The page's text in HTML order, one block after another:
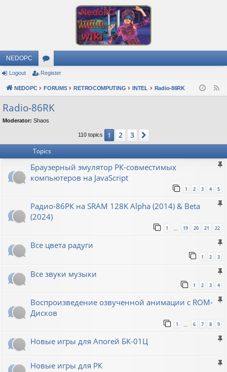
NEDOPC
or
u
m
s
Logout Register
NEDOPC FORUMS RETROCOMPUTING INTEL Radio-86RK
Radio-86RK
Moderator: Shaos
110 topics 1 2 3
Topics
Браузерный эмулятор РК-совместимых
компьютеров на JavaScript
1 2 3 4 5
Радио-86РК на SRAM 128K Alpha (2014) & Beta
(2024)
1 … 19 20 21 22
Все цвета радуги
1 2 3
Все звуки музыки
1 2 3 4
Воспроизведение озвученной анимации с ROM-
Дисков
1 6 7 8 9
Новые игры для Апогей БК-01Ц
Новые игры для РК